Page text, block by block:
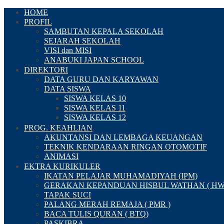
HOME
PROFIL
SAMBUTAN KEPALA SEKOLAH
SEJARAH SEKOLAH
VISI dan MISI
ANABUKI JAPAN SCHOOL
DIREKTORI
DATA GURU DAN KARYAWAN
DATA SISWA
SISWA KELAS 10
SISWA KELAS 11
SISWA KELAS 12
PROG. KEAHLIAN
AKUNTANSI DAN LEMBAGA KEUANGAN
TEKNIK KENDARAAN RINGAN OTOMOTIF
ANIMASI
EKTRA KURIKULER
IKATAN PELAJAR MUHAMADIYAH (IPM)
GERAKAN KEPANDUAN HISBUL WATHAN (
TAPAK SUCI
PALANG MERAH REMAJA ( PMR )
BACA TULIS QURAN ( BTQ)